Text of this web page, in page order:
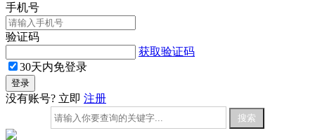
手机号
验证码
获取验证码
30天内免登录
没有账号? 立即 注册